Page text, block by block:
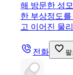
해 방문한 성
한 부상정도
고 이어진 물
전화 팔